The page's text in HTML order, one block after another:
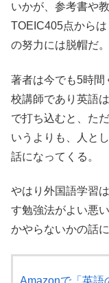
いかが、参考書や
TOEIC405点から
の努力には脱帽だ。
著者は今でも5時間
校講師であり英語
で打ち込むと、た
いうよりも、人と
話になってくる。
やはり外国語学習
す勉強法がよい悪
かやらないかの話